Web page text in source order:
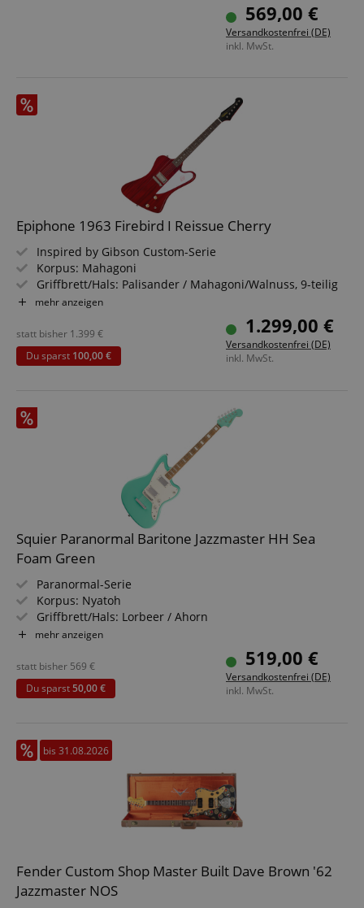
569,00 €
Versandkostenfrei (DE)
inkl. MwSt.
Epiphone 1963 Firebird I Reissue Cherry
Inspired by Gibson Custom-Serie
Korpus: Mahagoni
Griffbrett/Hals: Palisander / Mahagoni/Walnuss, 9-teilig
Tonabnehmer: 1x Gibson USA Firebird Mini-Humbucker
Farbe & Finish: Cherry, Vintage Gloss
Inklusive Hartschalenkoffer
mehr anzeigen
1.299,00 €
Versandkostenfrei (DE)
inkl. MwSt.
statt bisher 1.399 €
Du sparst 100,00 €
Squier Paranormal Baritone Jazzmaster HH Sea
Foam Green
Paranormal-Serie
Korpus: Nyatoh
Griffbrett/Hals: Lorbeer / Ahorn
Tonabnehmer: 2x Fender Designed Alnico Humbucker
Farbe & Finish: Sea Foam Green, Gloss
mehr anzeigen
519,00 €
Versandkostenfrei (DE)
inkl. MwSt.
statt bisher 569 €
Du sparst50,00 €
bis 31.08.2026
Fender Custom Shop Master Built Dave Brown '62
Jazzmaster NOS